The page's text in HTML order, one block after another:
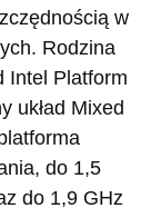
w
Rodzina
Intel Platform
układ Mixed
do 1,5
do 1,9 GHz